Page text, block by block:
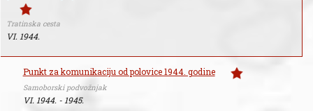
Tratinska cesta
VI. 1944.
Punkt za komunikaciju od polovice 1944. godine
Samoborski podvožnjak
VI. 1944. - 1945.